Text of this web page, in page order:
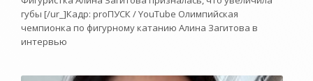
губы [/ur_]Кадр: proПУСК / YouTube Олимпийская
чемпионка по фигурному катанию Алина Загитова в
интервью